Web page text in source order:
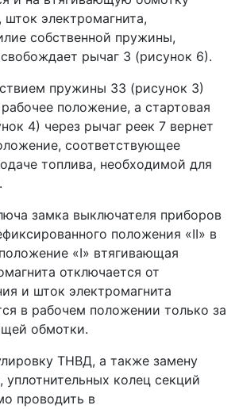
шток электромагнита,
собственной пружины,
рычаг 3 (рисунок 6).
пружины 33 (рисунок 3)
положение, а стартовая
4) через рычаг реек 7 вернет
соответствующее
топлива, необходимой для
замка выключателя приборов
положения «II» в
«I» втягивающая
отключается от
и шток электромагнита
в рабочем положении только за
обмотки.
ТНВД, а также замену
колец секций
проводить в